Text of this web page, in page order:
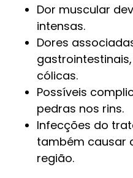
Dor muscular
intensas.
Dores
cólicas.
Possíveis
pedras nos rins.
Infecções do
também causar
região.